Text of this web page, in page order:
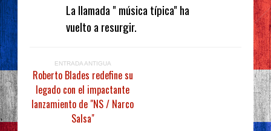
La llamada " música típica" ha
vuelto a resurgir.
ENTRADA ANTIGUA
Roberto Blades redefine su
legado con el impactante
lanzamiento de "NS / Narco
Salsa"